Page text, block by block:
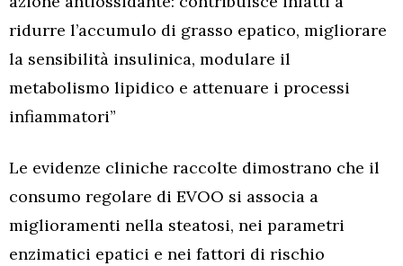
ridurre l’accumulo di grasso epatico, migliorare
la sensibilità insulinica, modulare il
metabolismo lipidico e attenuare i processi
infiammatori”
Le evidenze cliniche raccolte dimostrano che il
consumo regolare di EVOO si associa a
miglioramenti nella steatosi, nei parametri
enzimatici epatici e nei fattori di rischio